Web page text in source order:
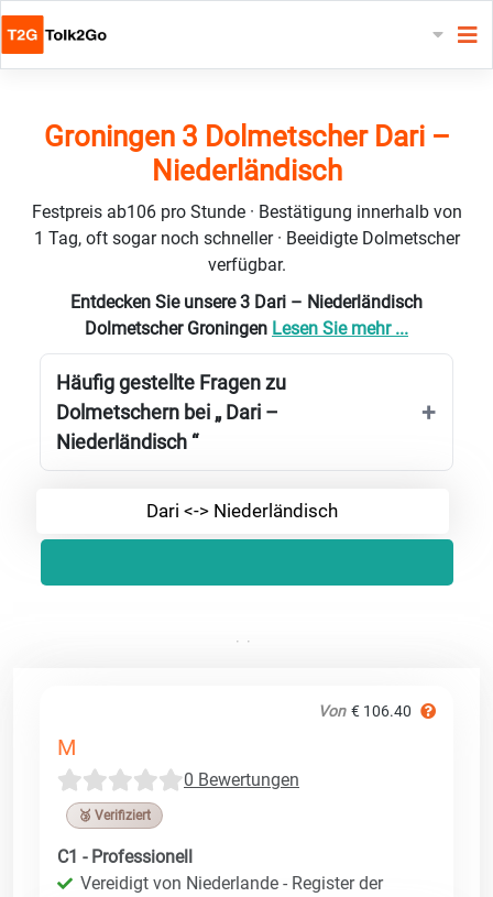
Groningen 3 Dolmetscher Dari –
Niederländisch
Festpreis ab106 pro Stunde · Bestätigung innerhalb von
1 Tag, oft sogar noch schneller · Beeidigte Dolmetscher
verfügbar.
Entdecken Sie unsere 3 Dari – Niederländisch
Dolmetscher Groningen Lesen Sie mehr ...
Häufig gestellte Fragen zu
Dolmetschern bei „ Dari –
Niederländisch “
Dari <-> Niederländisch
Von € 106.40
M
0 Bewertungen
🥉 Verifiziert
C1 - Professionell
Vereidigt von Niederlande - Register der